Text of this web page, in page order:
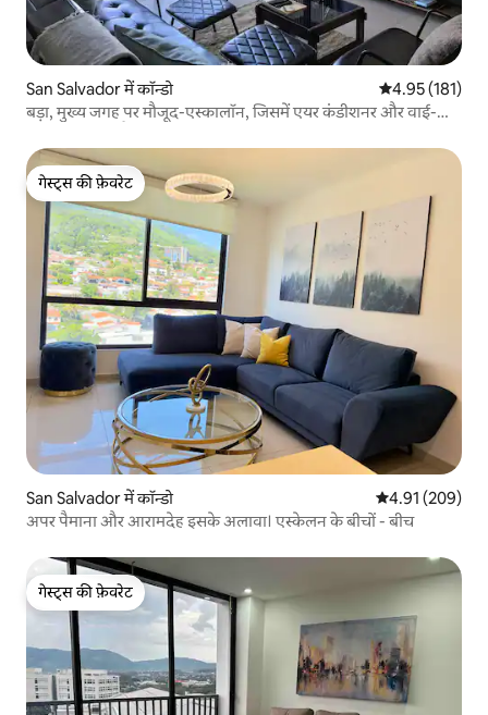
San Salvador में कॉन्डो औसत रेटिंग 5 में से
4.95 (181)
बड़ा, मुख्य जगह पर मौजूद-एस्कालॉन, जिसमें एयर कंडीशनर और वाई-
गेस्ट्स की फ़ेवरेट
गेस्ट्स की फ़ेवरेट
San Salvador में कॉन्डो औसत रेटिंग 5 में से
4.91 (209)
अपर पैमाना और आरामदेह इसके अलावा। एस्केलन के बीचों - बीच
गेस्ट्स की फ़ेवरेट
गेस्ट्स की फ़ेवरेट